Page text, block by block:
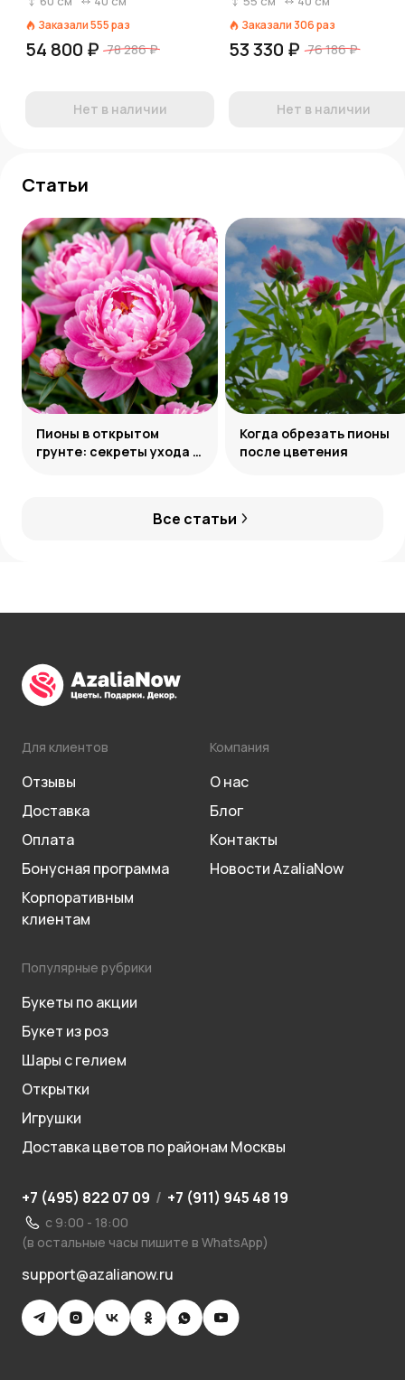
Заказали555раз
54 800 ₽ 78 286 ₽
Нет в наличии
Заказали 306раз
53 330 ₽ 76 186 ₽
Нет в наличии
Статьи
Все статьи
Пионы в открытом
грунте: секреты ухода и
Когда обрезать пионы
после цветения
Для клиентов
Отзывы
Доставка
Оплата
Бонусная программа
Корпоративным
клиентам
Компания
О нас
Блог
Контакты
Новости AzaliaNow
Популярные рубрики
Букеты по акции
Букет из роз
Шары с гелием
Открытки
Игрушки
Доставка цветов по районам Москвы
+7 (495) 822 07 09 / +7 (911) 945 48 19
с 9:00 - 18:00
(в остальные часы пишите в WhatsApp)
support@azalianow.ru